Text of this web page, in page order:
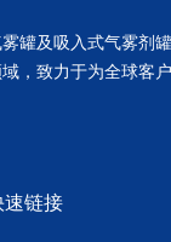
罐及吸入式气雾剂
，致力于为全球客
速链接